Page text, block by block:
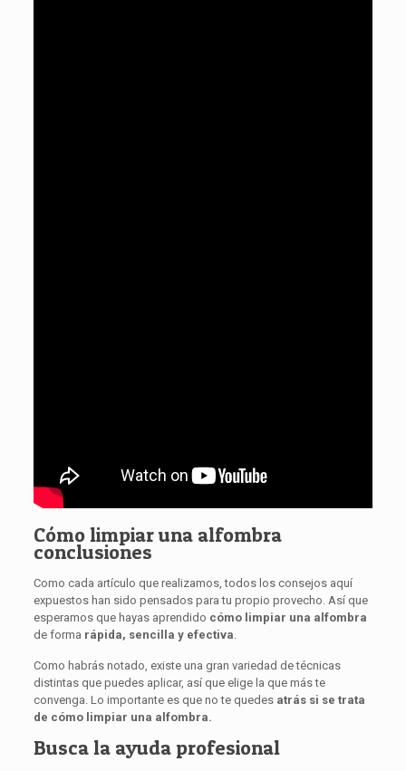
Cómo limpiar una alfombra
conclusiones
Como cada artículo que realizamos, todos los consejos aquí
expuestos han sido pensados para tu propio provecho. Así que
esperamos que hayas aprendido cómo limpiar una alfombra
de forma rápida, sencilla y efectiva.
Como habrás notado, existe una gran variedad de técnicas
distintas que puedes aplicar, así que elige la que más te
convenga. Lo importante es que no te quedesatrás si se trata
de cómo limpiar una alfombra.
Busca la ayuda profesional